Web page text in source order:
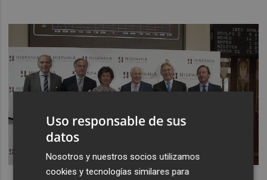
Uso responsable de sus
datos
Nosotros y nuestros socios utilizamos
cookies y tecnologías similares para